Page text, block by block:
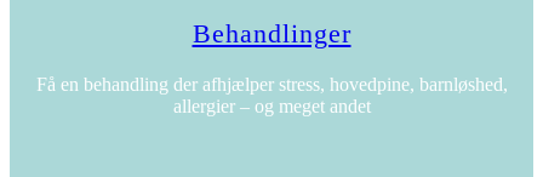
Behandlinger
Få en behandling der afhjælper stress, hovedpine, barnløshed,
allergier – og meget andet